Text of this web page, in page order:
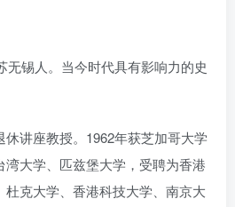
无锡人。当今时代具有影响力的史
讲座教授。1962年获芝加哥大学
大学、匹兹堡大学，受聘为香港
克大学、香港科技大学、南京大